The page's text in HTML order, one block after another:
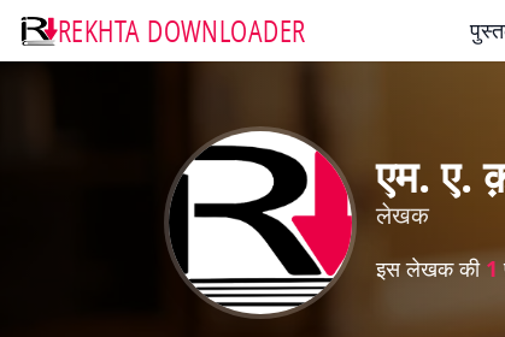
REKHTA DOWNLOADER
एम. ए.
लेखक
इस लेखक की 1